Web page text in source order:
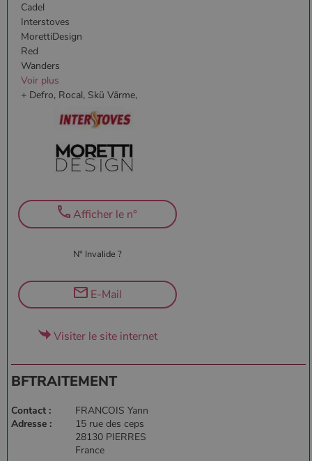
Cadel
Interstoves
MorettiDesign
Red
Wanders
Voir plus
+ Defro, Rocal, Skü Värme,
N° Invalide ?
Afficher le n°
E-Mail
Visiter le site internet
BFTRAITEMENT
Contact :
FRANCOIS Yann
Adresse :
15 rue des ceps
28130 PIERRES
France